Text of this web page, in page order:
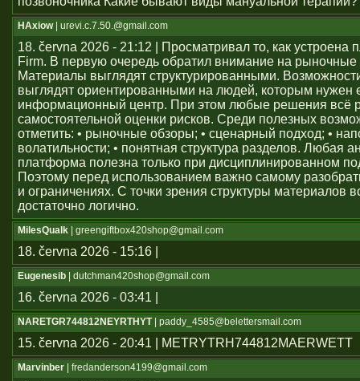
HAxiow| urevi.c.7.50.@gmail.com
18. června 2026 - 21:12 | Просматривал то, как устроена
Firm. В первую очередь обратил внимание на рыночные
Материалы выглядят структурированными.
выглядят ориентированными на людей, которым нужен
информационный центр. При этом любые решения всё
самостоятельной оценки рисков. Среди полезных
отметить: • рыночные обзоры; • сценарный подход; •
волатильности; • понятная структура разделов. Любая
платформа полезна только при дисциплинированном
Поэтому перед использованием важно самому
и ограничениях. С точки зрения структуры материалов
достаточно логично.
MilesQualk | greengiftbox420shop@gmail.com
18. června 2026 - 15:16 |
Eugenesib | dutchman420shop@gmail.com
16. června 2026 - 03:41 |
NARETGR744812NEYRTHYT| paddy_4585@belettersmail.com
15. června 2026 - 20:41 | METRYTRH744812MAERWETT
Marvinber | fredanderson4199@gmail.com